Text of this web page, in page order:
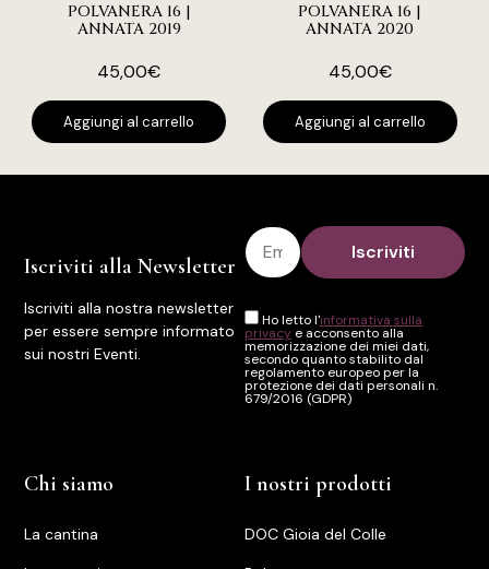
POLVANERA 16 |
ANNATA 2019
45,00€
Aggiungi al carrello
POLVANERA 16 |
ANNATA 2020
45,00€
Aggiungi al carrello
Iscriviti alla Newsletter
Iscriviti alla nostra newsletter
per essere sempre informato
sui nostri Eventi.
Ho letto l'informativa sulla
privacy e acconsento alla
memorizzazione dei miei dati,
secondo quanto stabilito dal
regolamento europeo per la
protezione dei dati personali n.
679/2016 (GDPR)
Chi siamo
La cantina
I nostri prodotti
DOC Gioia del Colle